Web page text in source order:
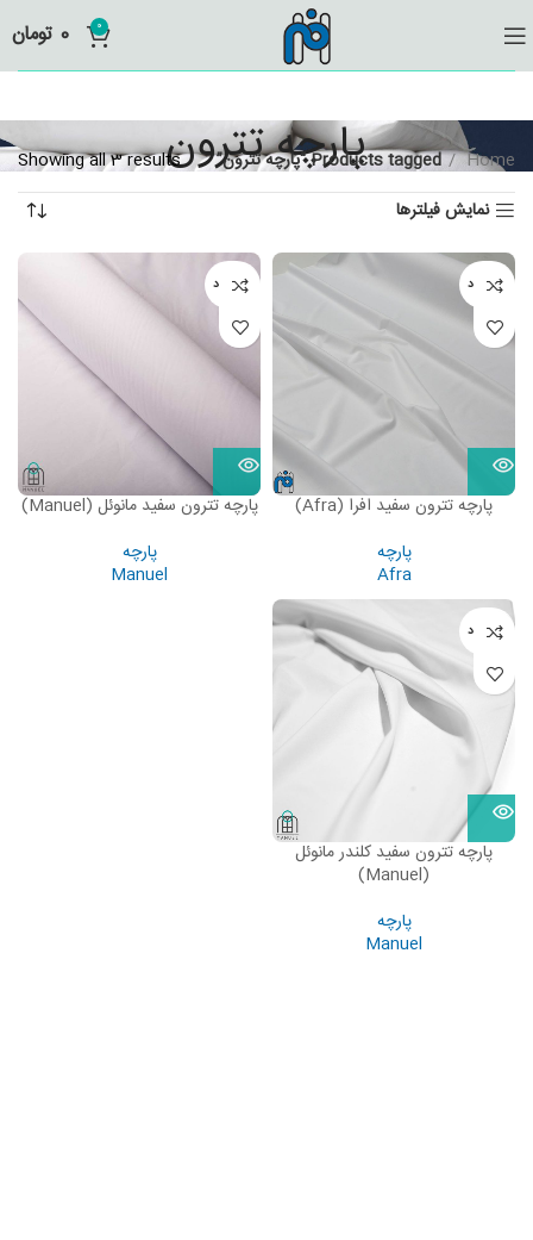
0
0 تومان
پارچه تترون Home Products tagged “پارچه تترون”
Showing all 3 results
نمایش فیلترها
ناموجود
پارچه تترون سفید افرا (Afra)
پارچه
Afra
ناموجود
پارچه تترون سفید مانوئل (Manuel)
پارچه
Manuel
ناموجود
پارچه تترون سفید کلندر مانوئل
(Manuel)
پارچه
Manuel